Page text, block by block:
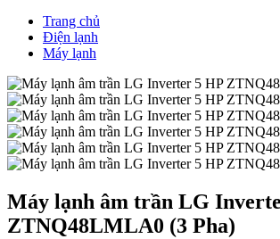
Trang chủ
Điện lạnh
Máy lạnh
Máy lạnh âm trần LG
ZTNQ48LMLA0 (3 Pha)